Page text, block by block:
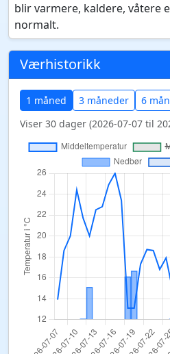
blir varmere, kaldere, våtere
normalt.
Værhistorikk
1 måned 3 måneder 6
Viser 30 dager (2026-07-07 til